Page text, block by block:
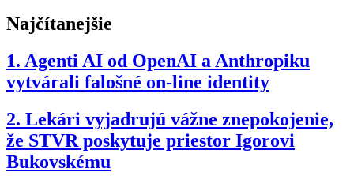
Najčítanejšie
1. Agenti AI od OpenAI a Anthropiku
vytvárali falošné on-line identity
2. Lekári vyjadrujú vážne znepokojenie,
že STVR poskytuje priestor Igorovi
Bukovskému